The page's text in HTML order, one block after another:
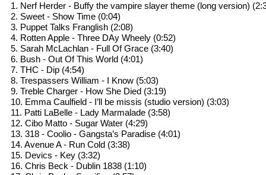
1. Nerf Herder - Buffy the vampire slayer theme (long version)
2. Sweet - Show Time (0:04)
3. Puppet Talks Franglish (2:08)
4. Rotten Apple - Three DAy Wheely (0:52)
5. Sarah McLachlan - Full Of Grace (3:40)
6. Bush - Out Of This World (4:01)
7. THC - Dip (4:54)
8. Trespassers William - I Know (5:03)
9. Treble Charger - How She Died (3:19)
10. Emma Caulfield - I’ll be missis (studio version) (3:03)
11. Patti LaBelle - Lady Marmalade (3:58)
12. Cibo Matto - Sugar Water (4:29)
13. 318 - Coolio - Gangsta’s Paradise (4:01)
14. Avenue A - Run Cold (3:38)
15. Devics - Key (3:32)
16. Chris Beck - Dublin 1838 (1:10)